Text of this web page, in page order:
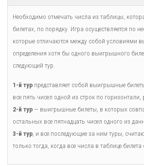
Необходимо отмечать числа из таблицы,
билетах, по порядку. Игра осуществляется по
которые отличаются между собой условиями
определения хотя бы одного выигрышного
следующий тур.
1-й тур представляет собой выигрышные
все пять чисел одной из строк по горизонтали,
2-й тур — выигрышные билеты, в которых
остальных все пятнадцать чисел одного из
3-й тур, и все последующие за ним туры,
только тогда, когда все числа в таблице билета